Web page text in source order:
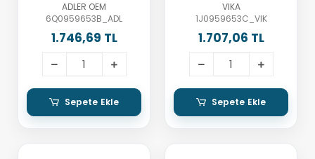
ADLER OEM
6Q0959653B_ADL
1.746,69 TL
Sepete Ekle
VIKA
1J0959653C_VIK
1.707,06 TL
Sepete Ekle